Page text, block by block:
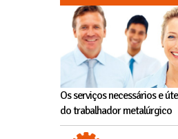
Os serviços necessários e
do trabalhador metalúrgico